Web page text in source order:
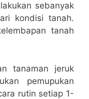
sebanyak
kondisi tanah.
tanah
tanaman jeruk
pemupukan
rutin setiap 1-